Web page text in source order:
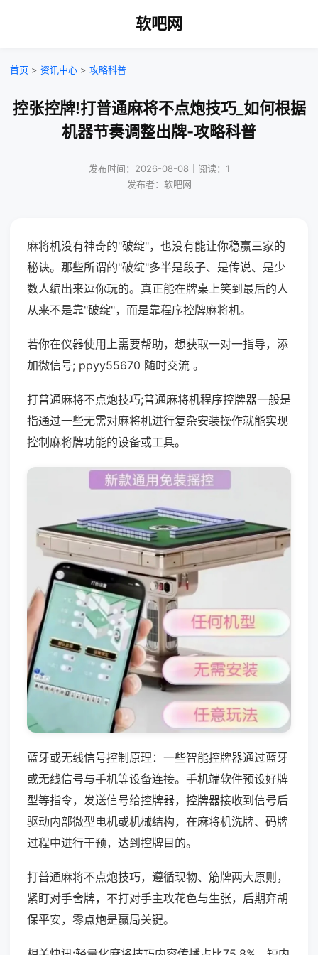
软吧网
首页 > 资讯中心 > 攻略科普
控张控牌!打普通麻将不点炮技巧_如何根据
机器节奏调整出牌-攻略科普
发布时间：2026-08-08｜阅读：1
发布者：软吧网
麻将机没有神奇的"破绽"，也没有能让你稳赢三家的
秘诀。那些所谓的"破绽"多半是段子、是传说、是少
数人编出来逗你玩的。真正能在牌桌上笑到最后的人
从来不是靠"破绽"，而是靠程序控牌麻将机。
若你在仪器使用上需要帮助，想获取一对一指导，添
加微信号; ppyy55670 随时交流 。
打普通麻将不点炮技巧;普通麻将机程序控牌器一般是
指通过一些无需对麻将机进行复杂安装操作就能实现
控制麻将牌功能的设备或工具。
蓝牙或无线信号控制原理：一些智能控牌器通过蓝牙
或无线信号与手机等设备连接。手机端软件预设好牌
型等指令，发送信号给控牌器，控牌器接收到信号后
驱动内部微型电机或机械结构，在麻将机洗牌、码牌
过程中进行干预，达到控牌目的。
打普通麻将不点炮技巧，遵循现物、筋牌两大原则，
紧盯对手舍牌，不打对手主攻花色与生张，后期弃胡
保平安，零点炮是赢局关键。